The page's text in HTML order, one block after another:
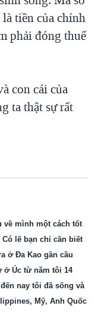
tiền của chính
phải đóng thuế
con cái của
ta thật sự rất
về mình một cách tốt
lẽ bạn chỉ cần biết
ở Đa Kao gần cầu
ở Úc từ năm tôi 14
nay tôi đã sống và
Mỹ, Anh Quốc